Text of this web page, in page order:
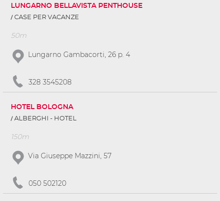
LUNGARNO BELLAVISTA PENTHOUSE
CASE PER VACANZE
50m
Lungarno Gambacorti, 26 p. 4
328 3545208
HOTEL BOLOGNA
ALBERGHI - HOTEL
150m
Via Giuseppe Mazzini, 57
050 502120